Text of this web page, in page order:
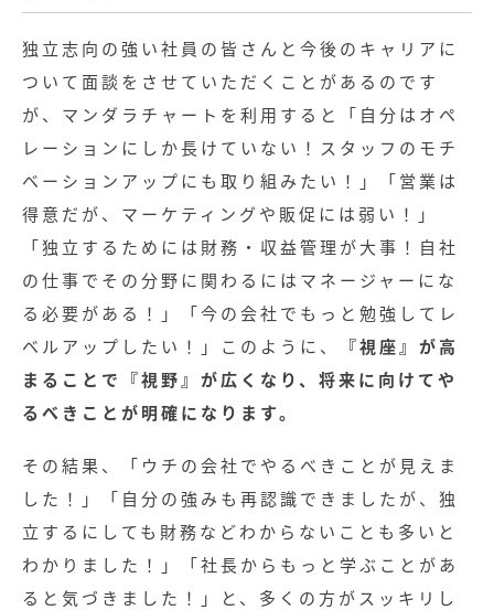
独立志向の強い社員の皆さんと今後のキャリアに
ついて面談をさせていただくことがあるのです
が、マンダラチャートを利用すると「自分はオペ
レーションにしか長けていない！スタッフのモチ
ベーションアップにも取り組みたい！」「営業は
得意だが、マーケティングや販促には弱い！」
「独立するためには財務・収益管理が大事！自社
の仕事でその分野に関わるにはマネージャーにな
る必要がある！」「今の会社でもっと勉強してレ
ベルアップしたい！」このように、
『視座』が高
まることで『視野』が広くなり、将来に向けてや
るべきことが明確になります。
その結果、「ウチの会社でやるべきことが見えま
した！」「自分の強みも再認識できましたが、独
立するにしても財務などわからないことも多いと
わかりました！」「社長からもっと学ぶことがあ
ると気づきました！」と、多くの方がスッキリし